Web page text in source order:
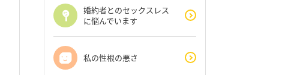
婚約者とのセックスレス
に悩んでいます
私の性根の悪さ